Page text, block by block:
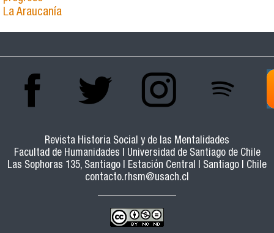
La Araucanía
Revista Historia Social y de las Mentalidades
Facultad de Humanidades | Universidad de Santiago de Chile
Las Sophoras 135, Santiago | Estación Central | Santiago | Chile
contacto.rhsm@usach.cl